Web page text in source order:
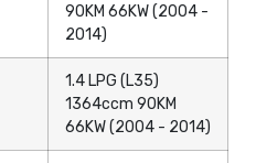
90KM 66KW (2004 -
2014)
1.4 LPG (L35)
1364ccm 90KM
66KW (2004 - 2014)